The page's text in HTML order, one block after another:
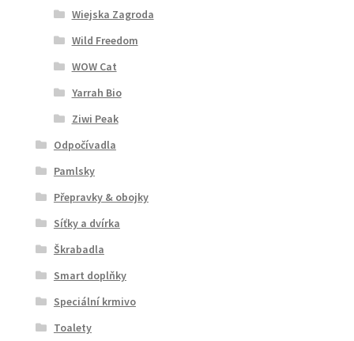
Wiejska Zagroda
Wild Freedom
WOW Cat
Yarrah Bio
Ziwi Peak
Odpočívadla
Pamlsky
Přepravky & obojky
Síťky a dvírka
Škrabadla
Smart doplňky
Speciální krmivo
Toalety